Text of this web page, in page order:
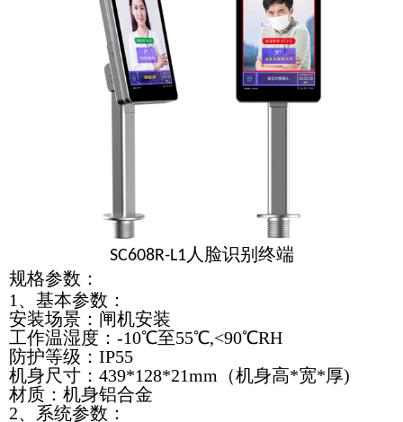
SC608R-L1 人脸识别终端
规格参数：
1、基本参数：
安装场景：闸机安装
工作温湿度：-10℃至55℃,<90℃RH
防护等级：IP55
机身尺寸 ：439*128*21mm（机身高*宽*厚)
材质：机身铝合金
2、系统参数：